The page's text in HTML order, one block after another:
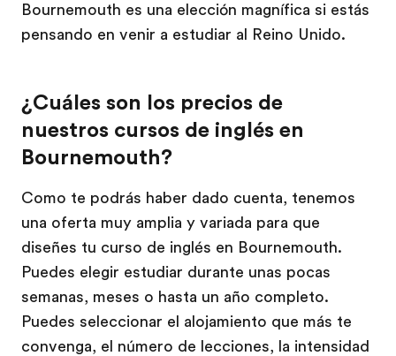
Bournemouth es una elección magnífica si estás
pensando en venir a estudiar al Reino Unido.
¿Cuáles son los precios de
nuestros cursos de inglés en
Bournemouth?
Como te podrás haber dado cuenta, tenemos
una oferta muy amplia y variada para que
diseñes tu curso de inglés en Bournemouth.
Puedes elegir estudiar durante unas pocas
semanas, meses o hasta un año completo.
Puedes seleccionar el alojamiento que más te
convenga, el número de lecciones, la intensidad